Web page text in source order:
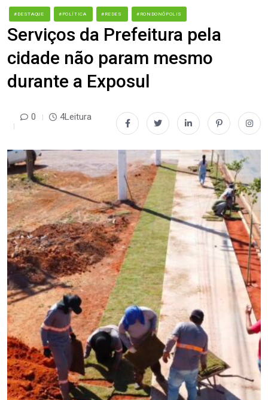
#DESTAQUE #POLÍTICA #REDES #RONDONÓPOLIS
Serviços da Prefeitura pela
cidade não param mesmo
durante a Exposul
0 4Leitura